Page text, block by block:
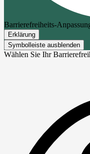
Barrierefreiheits-
Erklärung
Symbolleiste ausblenden
Wählen Sie Ihr